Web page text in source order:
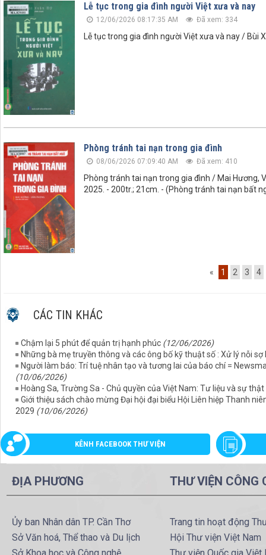
Lễ tục trong gia đình người Việt xưa và nay
12/06/2026 08:17:35 AM Đã xem: 334
Lễ tục trong gia đình người Việt xưa và nay / Bùi
Phòng tránh tai nạn trong gia đình
08/06/2026 07:09:40 AM Đã xem: 410
Phòng tránh tai nạn trong gia đình / Mai Hương,
2025. - 200tr.; 21cm. - (Phòng tránh tai nạn bất
« 1 2 3 4
CÁC TIN KHÁC
Chậm lại 5 phút để quản trị hạnh phúc (12/06/2026)
Những bà mẹ truyền thông và các ông bố kỹ thuật số : Xử lý nỗi
Người làm báo: Trí tuệ nhân tạo và tương lai của báo chí =
(10/06/2026)
Hoàng Sa, Trường Sa - Chủ quyền của Việt Nam: Tư liệu và sự
Giới thiệu sách chào mừng Đại hội đại biểu Hội Liên hiệp Thanh
2029 (10/06/2026)
KÊNH FACEBOOK THƯ VIỆN
ĐỊA PHƯƠNG
Ủy ban Nhân dân TP. Cần Thơ
Sở Văn hoá, Thể thao và Du lịch
THƯ VIỆN CÔNG
Trang tin hoạt động
Hội Thư viện Việt Nam